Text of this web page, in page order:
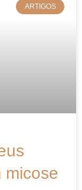
ARTIGOS
micose